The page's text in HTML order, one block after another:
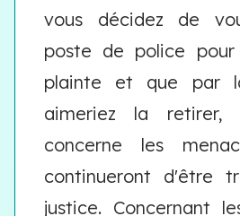
vous décidez de
poste de police
plainte et que par
aimeriez la
concerne les
continueront d'être
justice. Concernant